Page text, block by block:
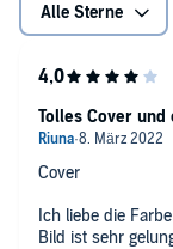
Alle Sterne
​Cover
​Ich liebe die
Bild ist sehr
Tolles Cover